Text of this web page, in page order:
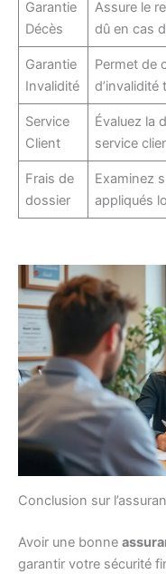
Garantie
Décès
Assure le
dû en cas
Garantie
Invalidité
Permet de
Service
Client
Évaluez la
service
Frais de
dossier
Examinez
appliqués
Conclusion sur
Avoir une bonne
garantir votre sécurité